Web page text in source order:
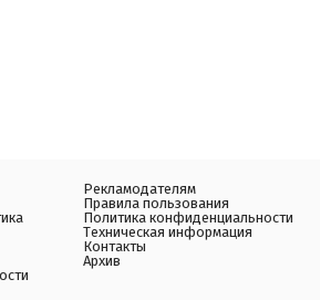
Рекламодателям
Правила пользования
Политика конфиденциальности
Техническая информация
Контакты
Архив